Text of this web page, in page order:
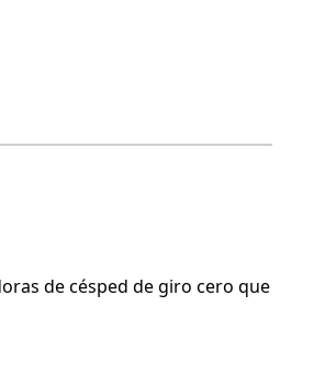
de césped de giro cero que